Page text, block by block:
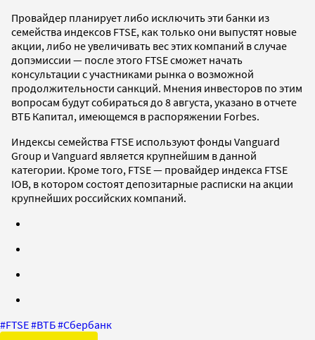
Провайдер планирует либо исключить эти банки из
семейства индексов FTSE, как только они выпустят новые
акции, либо не увеличивать вес этих компаний в случае
допэмиссии — после этого FTSE сможет начать
консультации с участниками рынка о возможной
продолжительности санкций. Мнения инвесторов по этим
вопросам будут собираться до 8 августа, указано в отчете
ВТБ Капитал, имеющемся в распоряжении Forbes.
Индексы семейства FTSE используют фонды Vanguard
Group и Vanguard является крупнейшим в данной
категории. Кроме того, FTSE — провайдер индекса FTSE
IOB, в котором состоят депозитарные расписки на акции
крупнейших российских компаний.
#FTSE#ВТБ#Сбербанк